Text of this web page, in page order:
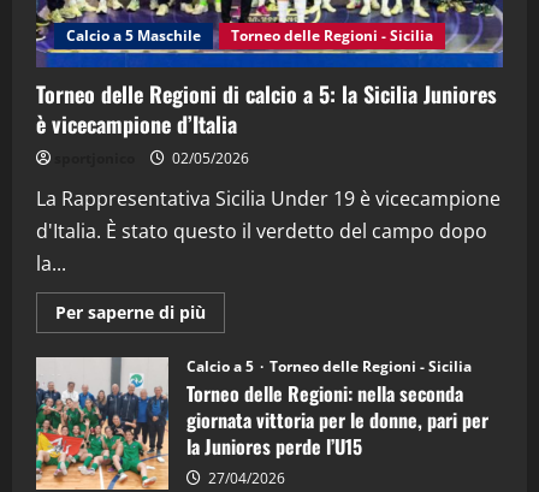
4
(Martedi 14 Aprile 2026)
15/04/2026
"SportEmpire" in Podcast
“SportEmpire” in Podcast: 26^ Puntata
08/04/2026
Calcio a 5 Maschile Torneo delle Regioni - Sicilia
Torneo delle Regioni di calcio a 5: la Sicilia Juniores
è vicecampione d’Italia
02/05/2026
La Rappresentativa Sicilia Under 19 è vicecampione
d'Italia. È stato questo il verdetto del campo dopo
la...
Per saperne di più
informazioni
Torneo
delle
Regioni
di
calcio
a
5:
la
Calcio a 5 Torneo delle Regioni - Sicilia
Torneo delle Regioni: nella seconda
giornata vittoria per le donne, pari per
la Juniores perde l’U15
27/04/2026